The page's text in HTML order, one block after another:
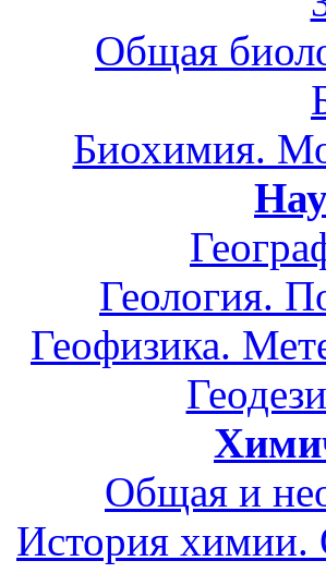
Общая
Биохимия.
Геология.
Геофизика.
Общая и
История